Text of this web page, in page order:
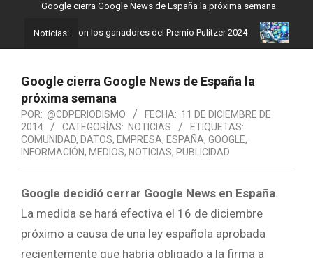
Google cierra Google News de España la próxima semana
Noticias:
Estos son los ganadores del Premio Pulitzer 2024
Google cierra Google News de España la
próxima semana
POR: @CDPERIODISMO FECHA: 11 DE DICIEMBRE DE
2014
CATEGORÍAS: NOTICIAS
ETIQUETAS:
COMUNIDAD, DATOS, EMPRESA, ESPAÑA, GOOGLE,
INFORMACIÓN, MEDIOS, NOTICIAS, PUBLICIDAD
Google decidió cerrar Google News en España
La medida se hará efectiva el 16 de diciembre
próximo a causa de una ley española aprobada
recientemente que habría obligado a la firma a